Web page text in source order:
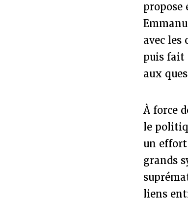
propose
avec les
puis fait
aux
À force
le
un
grands
liens